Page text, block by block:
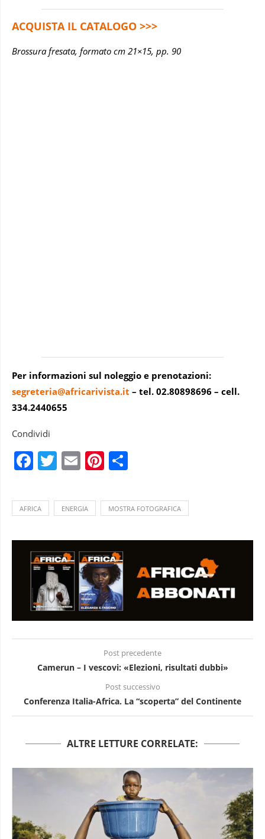
ACQUISTA IL CATALOGO >>>
Brossura fresata, formato cm 21×15, pp. 90
Per informazioni sul noleggio e prenotazioni:
segreteria@africarivista.it – tel. 02.80898696 – cell.
334.2440655
Condividi
Facebook
Twitter
EmailPinterest
AFRICA ENERGIA MOSTRA FOTOGRAFICA
Post precedente
Camerun – I vescovi: «Elezioni, risultati dubbi»
Post successivo
Conferenza Italia-Africa. La “scoperta” del Continente
ALTRE LETTURE CORRELATE: